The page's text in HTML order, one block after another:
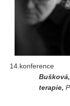
14.konference
terapie,